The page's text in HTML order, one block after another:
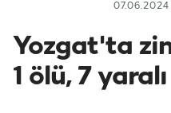
Yozgat'ta
1 ölü, 7 yaralı